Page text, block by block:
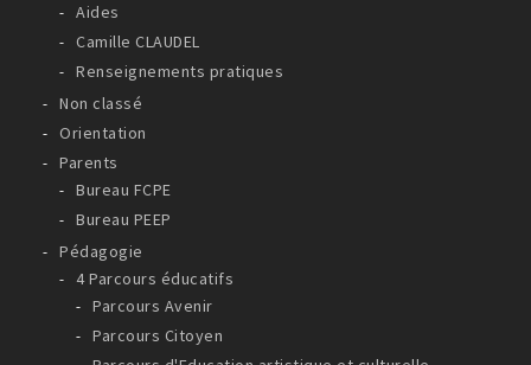
Aides
Camille CLAUDEL
Renseignements pratiques
Non classé
Orientation
Parents
Bureau FCPE
Bureau PEEP
Pédagogie
4 Parcours éducatifs
Parcours Avenir
Parcours Citoyen